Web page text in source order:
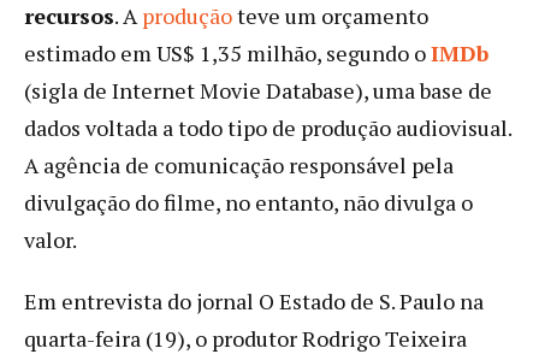
recursos. Aproduçãoteve um orçamento
estimado em US$ 1,35 milhão, segundo oIMDb
(sigla de Internet Movie Database), uma base de
dados voltada a todo tipo de produção audiovisual.
A agência de comunicação responsável pela
divulgação do filme, no entanto, não divulga o
valor.
Em entrevista do jornal O Estado de S. Paulo na
quarta-feira (19), o produtor Rodrigo Teixeira